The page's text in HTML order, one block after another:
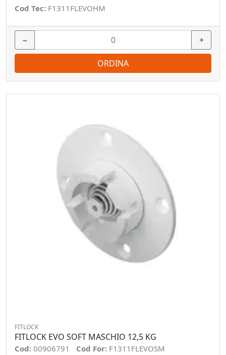
Cod Tec: F1311FLEVOHM
− +
ORDINA
FITLOCK
FITLOCK EVO SOFT MASCHIO 12,5 KG
Cod: 00906791 Cod For: F1311FLEVOSM